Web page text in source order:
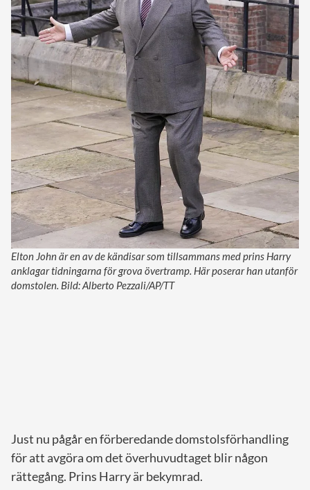
Elton John är en av de kändisar som tillsammans med prins Harry
anklagar tidningarna för grova övertramp. Här poserar han utanför
domstolen. Bild: Alberto Pezzali/AP/TT
Just nu pågår en förberedande domstolsförhandling
för att avgöra om det överhuvudtaget blir någon
rättegång. Prins Harry är bekymrad.